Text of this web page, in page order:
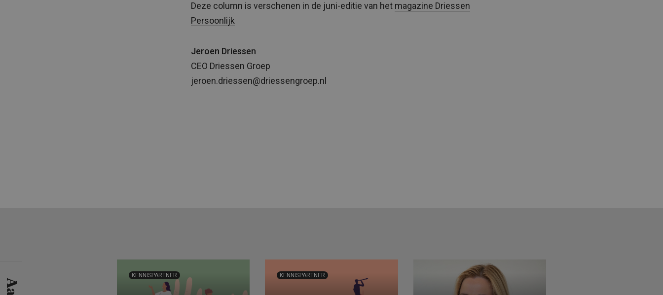
Deze column is verschenen in de juni-editie van het magazine Driessen
Persoonlijk
Jeroen Driessen
CEO Driessen Groep
jeroen.driessen@driessengroep.nl
KENNISPARTNER KENNISPARTNER